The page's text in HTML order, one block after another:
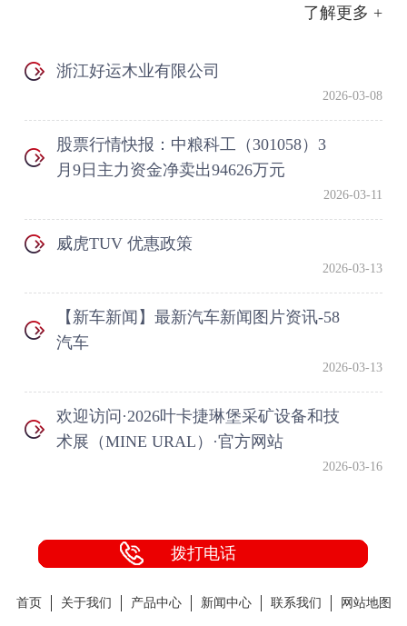
了解更多 +
浙江好运木业有限公司
2026-03-08
股票行情快报：中粮科工（301058）3
月9日主力资金净卖出94626万元
2026-03-11
威虎TUV 优惠政策
2026-03-13
【新车新闻】最新汽车新闻图片资讯-58
汽车
2026-03-13
欢迎访问·2026叶卡捷琳堡采矿设备和技
术展（MINE URAL）·官方网站
2026-03-16
拨打电话
首页 关于我们 产品中心 新闻中心 联系我们 网站地图